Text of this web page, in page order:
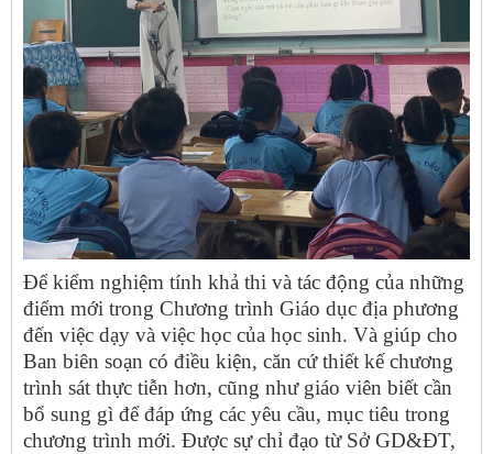
Để kiểm nghiệm tính khả thi và tác động của những
điểm mới trong Chương trình Giáo dục địa phương
đến việc dạy và việc học của học sinh. Và giúp cho
Ban biên soạn có điều kiện, căn cứ thiết kế chương
trình sát thực tiễn hơn, cũng như giáo viên biết cần
bổ sung gì để đáp ứng các yêu cầu, mục tiêu trong
chương trình mới. Được sự chỉ đạo từ Sở GD&ĐT,